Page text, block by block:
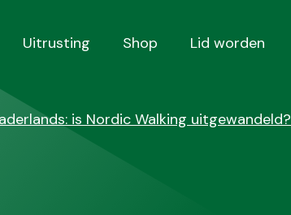
Uitrusting Shop Lid worden
is Nordic Walking uitgewandeld?